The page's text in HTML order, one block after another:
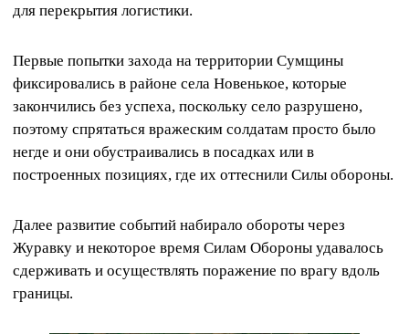
для перекрытия логистики.
Первые попытки захода на территории Сумщины
фиксировались в районе села Новенькое, которые
закончились без успеха, поскольку село разрушено,
поэтому спрятаться вражеским солдатам просто было
негде и они обустраивались в посадках или в
построенных позициях, где их оттеснили Силы обороны.
Далее развитие событий набирало обороты через
Журавку и некоторое время Силам Обороны удавалось
сдерживать и осуществлять поражение по врагу вдоль
границы.